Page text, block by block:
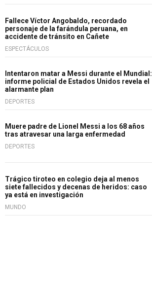
Fallece Víctor Angobaldo, recordado
personaje de la farándula peruana, en
accidente de tránsito en Cañete
ESPECTÁCULOS
Intentaron matar a Messi durante el Mundial:
informe policial de Estados Unidos revela el
alarmante plan
DEPORTES
Muere padre de Lionel Messi a los 68 años
tras atravesar una larga enfermedad
DEPORTES
Trágico tiroteo en colegio deja al menos
siete fallecidos y decenas de heridos: caso
ya está en investigación
MUNDO